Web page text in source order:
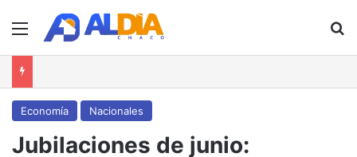
Menú
Economía Nacionales
Jubilaciones de junio: